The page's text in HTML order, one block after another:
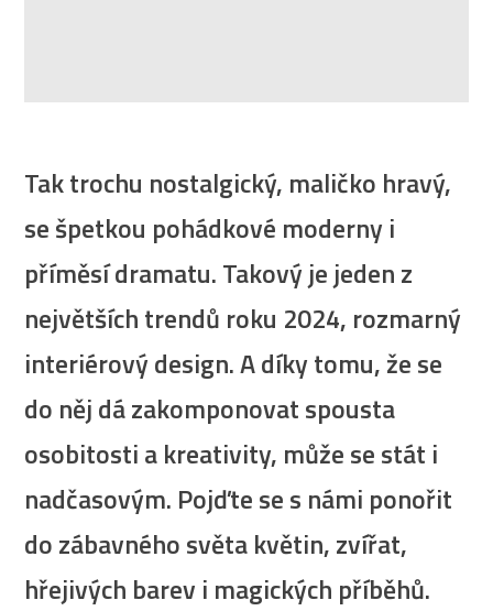
Tak trochu nostalgický, maličko hravý,
se špetkou pohádkové moderny i
příměsí dramatu. Takový je jeden z
největších trendů roku 2024, rozmarný
interiérový design. A díky tomu, že se
do něj dá zakomponovat spousta
osobitosti a kreativity, může se stát i
nadčasovým. Pojďte se s námi ponořit
do zábavného světa květin, zvířat,
hřejivých barev i magických příběhů.